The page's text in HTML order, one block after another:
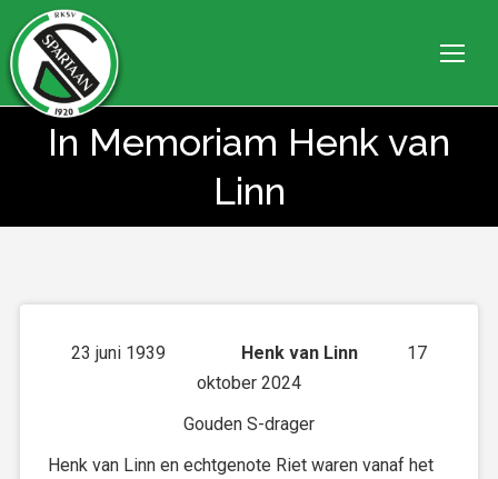
In Memoriam Henk van
Linn
23 juni 1939 Henk van Linn 17
oktober 2024
Gouden S-drager
Henk van Linn en echtgenote Riet waren vanaf het